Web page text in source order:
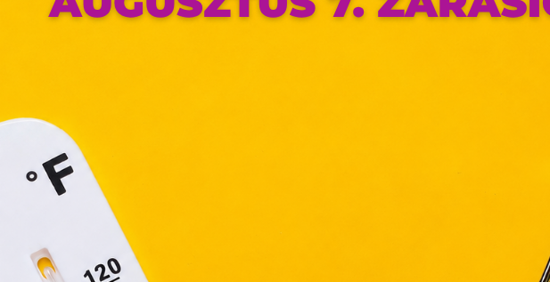
Ezek olyan fájlok, melyek információt tárolnak webes
országain belül működnek, a „sütik" használatához, és ezeknek a
felhasználó számítógépén vagy egyéb eszközén történő tárolásához
a felhasználók hozzájárulását kell kérniük.